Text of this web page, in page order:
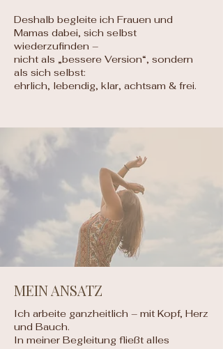
Deshalb begleite ich Frauen und
Mamas dabei, sich selbst
wiederzufinden –
nicht als „bessere Version“, sondern
als sich selbst:
ehrlich, lebendig, klar, achtsam & frei.
MEIN ANSATZ
Ich arbeite ganzheitlich – mit Kopf, Herz
und Bauch.
In meiner Begleitung fließt alles